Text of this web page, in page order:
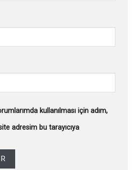
kullanılması için adım,
adresim bu tarayıcıya